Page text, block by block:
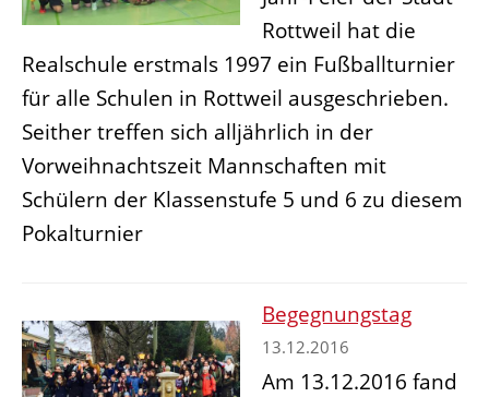
Rottweil hat die
Realschule erstmals 1997 ein Fußballturnier
für alle Schulen in Rottweil ausgeschrieben.
Seither treffen sich alljährlich in der
Vorweihnachtszeit Mannschaften mit
Schülern der Klassenstufe 5 und 6 zu diesem
Pokalturnier
Begegnungstag
13.12.2016
Am 13.12.2016 fand